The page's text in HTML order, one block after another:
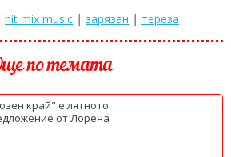
hit mix music | зарязан | тереза
по темата
край" е лятното
от Лорена